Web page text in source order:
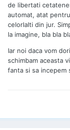
de libertati
automat, atat
celorlalti din jur.
la imagine, bla bla
Iar noi daca vom
schimbam aceasta
fanta si sa incepem